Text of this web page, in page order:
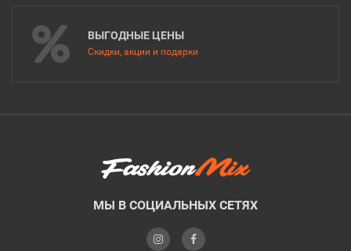
ВЫГОДНЫЕ ЦЕНЫ
Скидки, акции и подарки
МЫ В СОЦИАЛЬНЫХ СЕТЯХ